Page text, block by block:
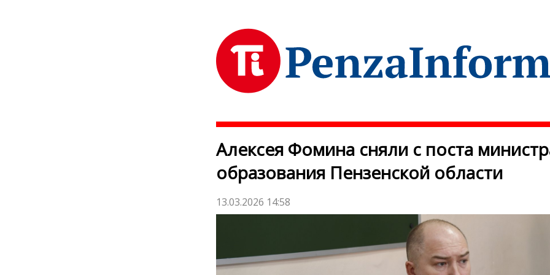
Алексея Фомина сняли с поста
образования Пензенской области
13.03.2026 14:58